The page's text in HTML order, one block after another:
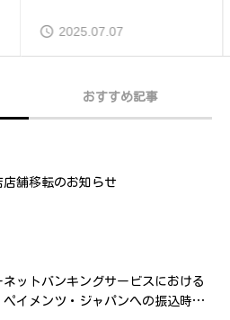
画いたしました
2024.07.30
おすすめ記事
店舗移転のお知らせ
ネットバンキングサービスにおける
ペイメンツ・ジャパンへの振込時の
子教室「大金庫扉の開閉体験etc」
しいかんおんじ物産展